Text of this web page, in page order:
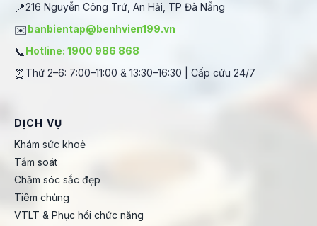
📍216 Nguyễn Công Trứ, An Hải, TP Đà Nẵng
✉️banbientap@benhvien199.vn
📞Hotline: 1900 986 868
⏰ Thứ 2–6: 7:00–11:00 & 13:30–16:30 | Cấp cứu 24/7
DỊCH VỤ
Khám sức khoẻ
Tầm soát
Chăm sóc sắc đẹp
Tiêm chủng
VTLT & Phục hồi chức năng